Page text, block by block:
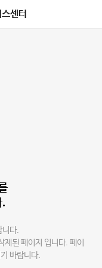
센터
.
니다.
제된 페이지 입니다. 페이
바랍니다.